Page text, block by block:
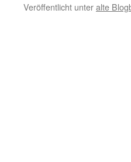
Veröffentlicht unteralte